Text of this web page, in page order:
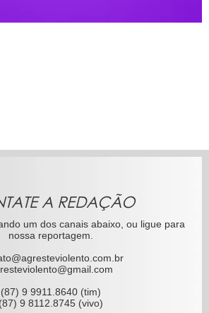
A REDAÇÃO
um dos canais abaixo, ou ligue para
nossa reportagem.
(87) 9 9911.8640 (tim)
(87) 9 8112.8745 (vivo)